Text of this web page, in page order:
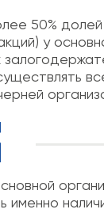
50% долей
у
именно